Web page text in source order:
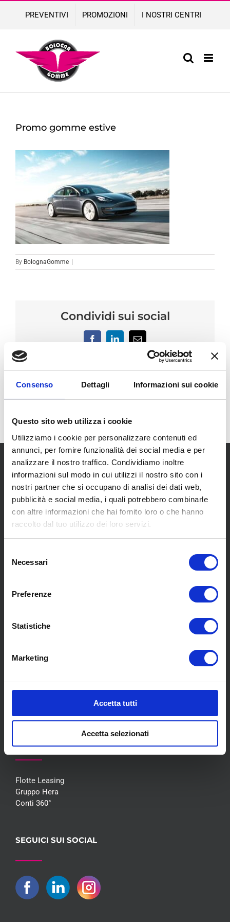
Consenso Dettagli Informazioni sui cookie
Questo sito web utilizza i cookie
Utilizziamo i cookie per personalizzare contenuti ed
annunci, per fornire funzionalità dei social media e per
analizzare il nostro traffico. Condividiamo inoltre
informazioni sul modo in cui utilizzi il nostro sito con i
nostri partner che si occupano di analisi dei dati web,
pubblicità e social media, i quali potrebbero combinarle
con altre informazioni che hai fornito loro o che hanno
raccolto dal tuo utilizzo dei loro servizi.
delNecessari
Preferenze
Statistiche
Marketing
Accetta tutti
Accetta selezionati
content
PREVENTIVI PROMOZIONI I NOSTRI CENTRI
Promo gomme estive
By BolognaGomme
Condividi sui social
FacebookLinkedInEmail
SCOPRI I NOSTRI CENTRI
Chi siamo
Meccanica
Blog
Promozioni
COLLABORAZIONI
Flotte Leasing
Gruppo Hera
Conti 360°
SEGUICI SUI SOCIAL